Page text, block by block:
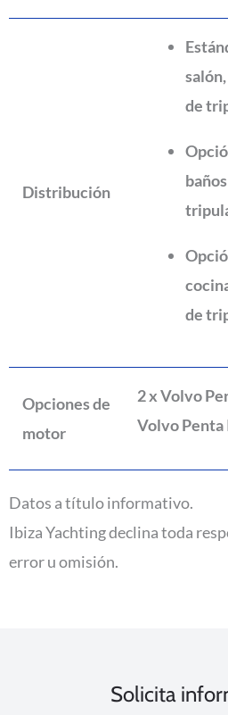
Distribución
de
de
Opciones de
motor
2 x Volvo
Volvo Penta
Datos a título informativo.
Ibiza Yachting declina toda
error u omisión.
Solicita